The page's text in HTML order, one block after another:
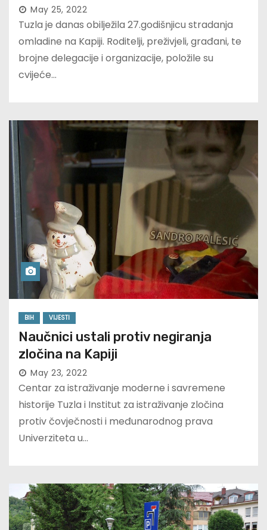
May 25, 2022
Tuzla je danas obilježila 27.godišnjicu stradanja
omladine na Kapiji. Roditelji, preživjeli, građani, te
brojne delegacije i organizacije, položile su
cvijeće…
BIH VIJESTI
Naučnici ustali protiv negiranja
zločina na Kapiji
May 23, 2022
Centar za istraživanje moderne i savremene
historije Tuzla i Institut za istraživanje zločina
protiv čovječnosti i međunarodnog prava
Univerziteta u…